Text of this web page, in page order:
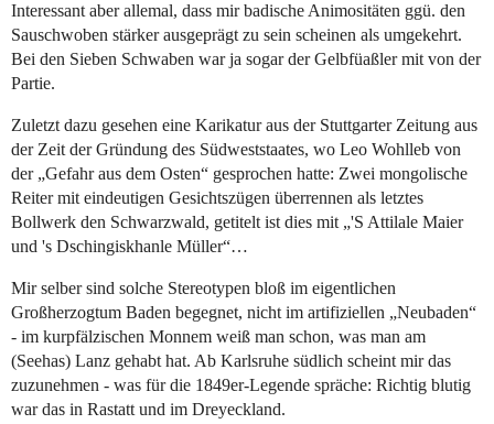
Interessant aber allemal, dass mir badische Animositäten ggü. den
Sauschwoben stärker ausgeprägt zu sein scheinen als umgekehrt.
Bei den Sieben Schwaben war ja sogar der Gelbfüaßler mit von der
Partie.
Zuletzt dazu gesehen eine Karikatur aus der Stuttgarter Zeitung aus
der Zeit der Gründung des Südweststaates, wo Leo Wohlleb von
der „Gefahr aus dem Osten“ gesprochen hatte: Zwei mongolische
Reiter mit eindeutigen Gesichtszügen überrennen als letztes
Bollwerk den Schwarzwald, getitelt ist dies mit „'S Attilale Maier
und 's Dschingiskhanle Müller“…
Mir selber sind solche Stereotypen bloß im eigentlichen
Großherzogtum Baden begegnet, nicht im artifiziellen „Neubaden“
- im kurpfälzischen Monnem weiß man schon, was man am
(Seehas) Lanz gehabt hat. Ab Karlsruhe südlich scheint mir das
zuzunehmen - was für die 1849er-Legende spräche: Richtig blutig
war das in Rastatt und im Dreyeckland.